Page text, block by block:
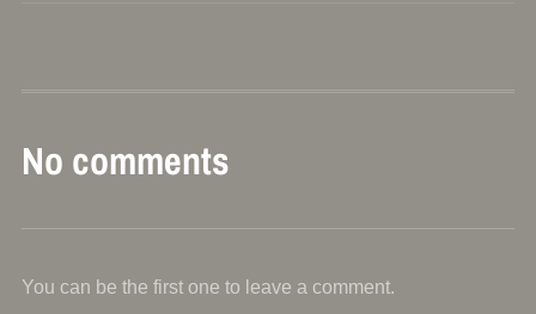
No comments
You can be the first one to leave a comment.